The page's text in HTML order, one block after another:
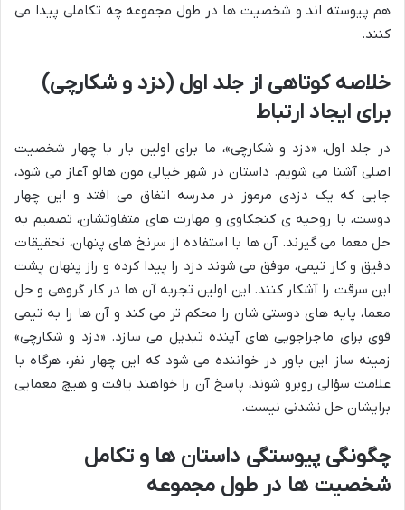
هم پیوسته اند و شخصیت ها در طول مجموعه چه تکاملی پیدا می
کنند.
خلاصه کوتاهی از جلد اول (دزد و شکارچی)
برای ایجاد ارتباط
در جلد اول، «دزد و شکارچی»، ما برای اولین بار با چهار شخصیت
اصلی آشنا می شویم. داستان در شهر خیالی مون هالو آغاز می شود،
جایی که یک دزدی مرموز در مدرسه اتفاق می افتد و این چهار
دوست، با روحیه ی کنجکاوی و مهارت های متفاوتشان، تصمیم به
حل معما می گیرند. آن ها با استفاده از سرنخ های پنهان، تحقیقات
دقیق و کار تیمی، موفق می شوند دزد را پیدا کرده و راز پنهان پشت
این سرقت را آشکار کنند. این اولین تجربه آن ها در کار گروهی و حل
معما، پایه های دوستی شان را محکم تر می کند و آن ها را به تیمی
قوی برای ماجراجویی های آینده تبدیل می سازد. «دزد و شکارچی»
زمینه ساز این باور در خواننده می شود که این چهار نفر، هرگاه با
علامت سؤالی روبرو شوند، پاسخ آن را خواهند یافت و هیچ معمایی
برایشان حل نشدنی نیست.
چگونگی پیوستگی داستان ها و تکامل
شخصیت ها در طول مجموعه